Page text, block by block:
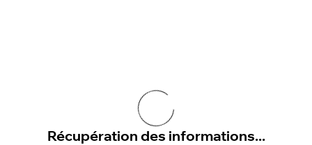
Récupération des informations...